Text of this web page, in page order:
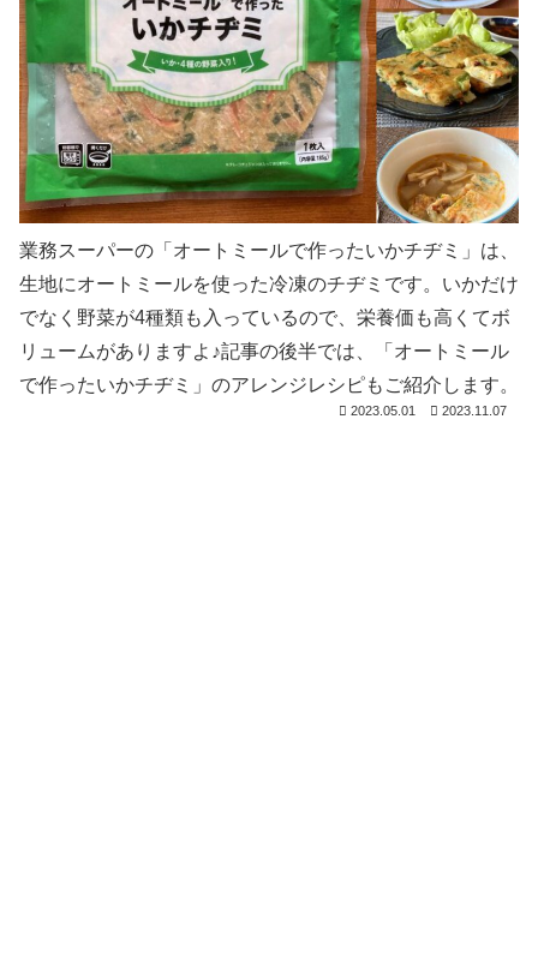
業務スーパーの「オートミールで作ったいかチヂミ」は、
生地にオートミールを使った冷凍のチヂミです。いかだけ
でなく野菜が4種類も入っているので、栄養価も高くてボ
リュームがありますよ♪記事の後半では、「オートミール
で作ったいかチヂミ」のアレンジレシピもご紹介します。
2023.05.01 2023.11.07